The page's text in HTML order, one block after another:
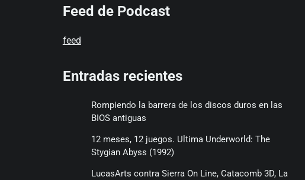
Feed de Podcast
feed
Entradas recientes
Rompiendo la barrera de los discos duros en las
BIOS antiguas
12 meses, 12 juegos. Ultima Underworld: The
Stygian Abyss (1992)
LucasArts contra Sierra On Line, Catacomb 3D, La